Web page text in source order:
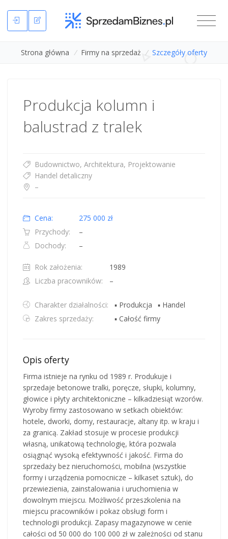
Strona główna / Firmy na sprzedaż / Szczegóły oferty
Produkcja kolumn i
balustrad z tralek
Budownictwo, Architektura, Projektowanie
Handel detaliczny
–
Cena:
275 000 zł
Przychody:
–
Dochody:
–
Rok założenia:
1989
Liczba pracowników:
–
Charakter działalności: ▪ Produkcja
▪ Handel
Zakres sprzedaży:
▪ Całość firmy
Opis oferty
Firma istnieje na rynku od 1989 r. Produkuje i
sprzedaje betonowe tralki, poręcze, słupki, kolumny,
głowice i płyty architektoniczne – kilkadziesiąt wzorów.
Wyroby firmy zastosowano w setkach obiektów:
hotele, dworki, domy, restauracje, altany itp. w kraju i
za granicą. Zakład stosuje w procesie produkcji
własną, unikatową technologię, która pozwala
osiągnąć wysoką efektywność i jakość. Firma do
sprzedaży bez nieruchomości, mobilna (wszystkie
formy i urządzenia pomocnicze – kilkaset sztuk), do
przewiezienia, zainstalowania i uruchomienia w
dowolnym miejscu. Możliwość przeszkolenia na
miejscu pracowników i pokaz obsługi form i
technologii produkcji. Zapasy magazynowe w cenie
całości od 50 000 do 100 000 zł w zależności od stanu